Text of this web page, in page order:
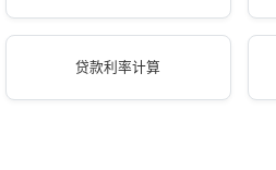
贷款利率计算